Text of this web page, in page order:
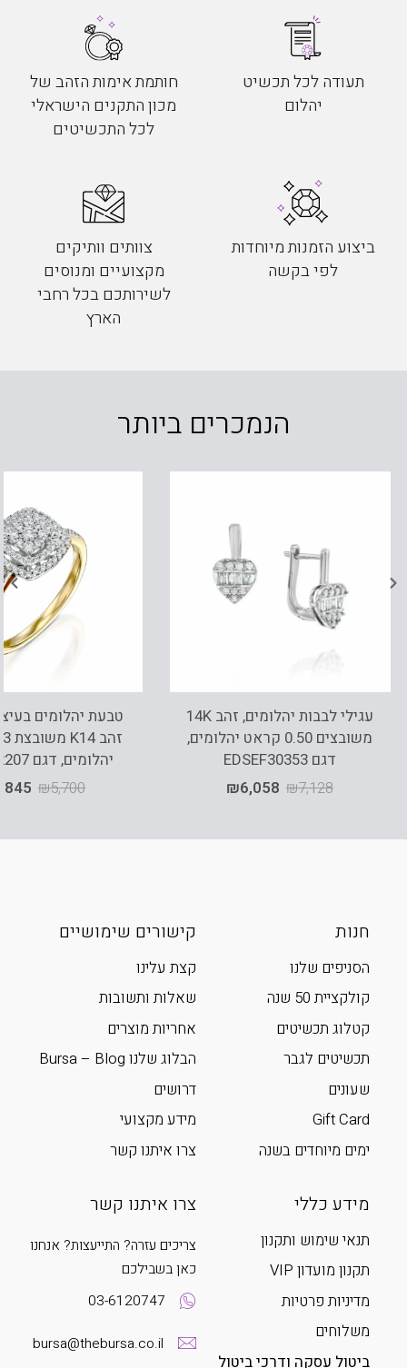
תעודה לכל תכשיט
יהלום
חותמת אימות הזהב של
מכון התקנים הישראלי
לכל התכשיטים
ביצוע הזמנות מיוחדות
לפי בקשה
צוותים וותיקים
מקצועיים ומנוסים
לשירותכם בכל רחבי
הארץ
הנמכרים ביותר
עגילי לבבות יהלומים, זהב 14K
משובצים 0.50 קראט יהלומים,
דגם EDSEF30353
₪7,128
₪6,058
טבעת יהלומים
יהלומים, דגם RDRB12207
₪5,700
חנות
הסניפים שלנו
קולקציית 50 שנה
קטלוג תכשיטים
תכשיטים לגבר
שעונים
Gift Card
ימים מיוחדים בשנה
קישורים שימושיים
קצת עלינו
שאלות ותשובות
אחריות מוצרים
הבלוג שלנו Bursa – Blog
דרושים
מידע מקצועי
צרו איתנו קשר
מידע כללי
תנאי שימוש ותקנון
תקנון מועדון VIP
מדיניות פרטיות
משלוחים
ביטול עסקה ודרכי ביטול
צרו איתנו קשר
צריכים עזרה? התייעצות? אנחנו
כאן בשבילכם
03-6120747
bursa@thebursa.co.il